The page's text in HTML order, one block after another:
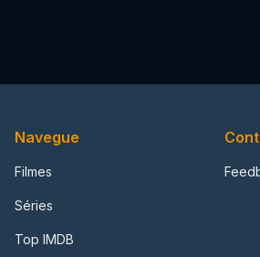
Navegue
Filmes
Séries
Top IMDB